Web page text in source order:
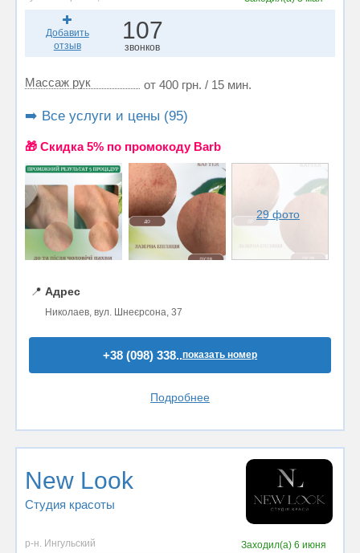
Добавить
отзыв
107
звонков
Массаж рук от 400 грн. / 15 мин.
➡️ Все услуги и цены (95)
🎁 Cкидка 5% по промокоду Barb
29 фото
📍 Адрес
Николаев, вул. Шнеєрсона, 37
+38 (098) 338..показать номер
Подробнее
New Look
Студия красоты
р-н. Ингульский Заходил(а) 6 июня